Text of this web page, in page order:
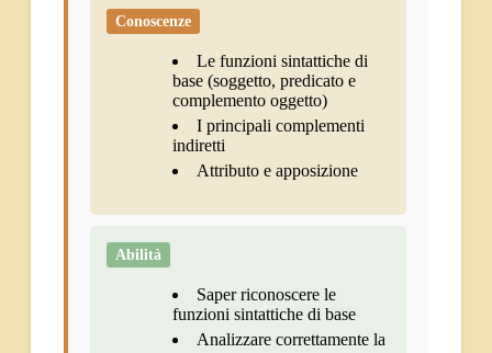
Conoscenze
Le funzioni sintattiche di
base (soggetto, predicato e
complemento oggetto)
I principali complementi
indiretti
Attributo e apposizione
Abilità
Saper riconoscere le
funzioni sintattiche di base
Analizzare correttamente la